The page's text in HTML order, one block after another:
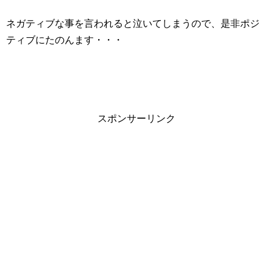
ネガティブな事を言われると泣いてしまうので、是非ポジ
ティブにたのんます・・・
スポンサーリンク